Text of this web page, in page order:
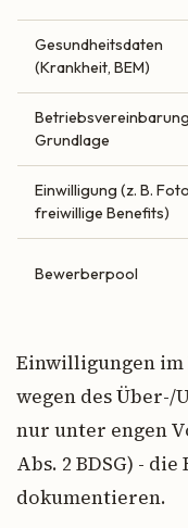
Gesundheitsdaten
(Krankheit, BEM)
Grundlage
Einwilligung (z. B.
freiwillige Benefits)
Bewerberpool
Einwilligungen
wegen des
nur unter engen
Abs. 2 BDSG) -
dokumentieren.